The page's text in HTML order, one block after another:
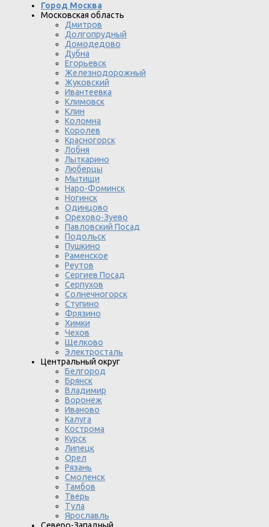
Город Москва
Московская область
Дмитров
Долгопрудный
Домодедово
Дубна
Егорьевск
Железнодорожный
Жуковский
Ивантеевка
Климовск
Клин
Коломна
Королев
Красногорск
Лобня
Лыткарино
Люберцы
Мытищи
Наро-Фоминск
Ногинск
Одинцово
Орехово-Зуево
Павловский Посад
Подольск
Пушкино
Раменское
Реутов
Сергиев Посад
Серпухов
Солнечногорск
Ступино
Фрязино
Химки
Чехов
Щелково
Электросталь
Центральный округ
Белгород
Брянск
Владимир
Воронеж
Иваново
Калуга
Кострома
Курск
Липецк
Орел
Рязань
Смоленск
Тамбов
Тверь
Тула
Ярославль